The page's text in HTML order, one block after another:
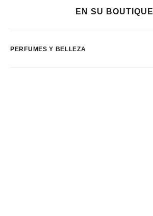
EN SU BOUTIQUE
PERFUMES Y BELLEZA